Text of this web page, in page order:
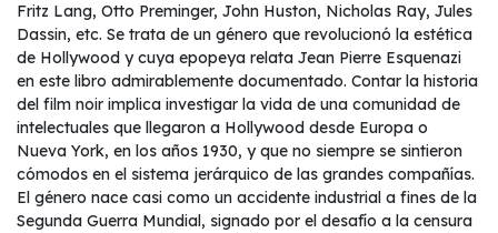
Fritz Lang, Otto Preminger, John Huston, Nicholas Ray, Jules
Dassin, etc. Se trata de un género que revolucionó la estética
de Hollywood y cuya epopeya relata Jean Pierre Esquenazi
en este libro admirablemente documentado. Contar la historia
del film noir implica investigar la vida de una comunidad de
intelectuales que llegaron a Hollywood desde Europa o
Nueva York, en los años 1930, y que no siempre se sintieron
cómodos en el sistema jerárquico de las grandes compañías.
El género nace casi como un accidente industrial a fines de la
Segunda Guerra Mundial, signado por el desafío a la censura